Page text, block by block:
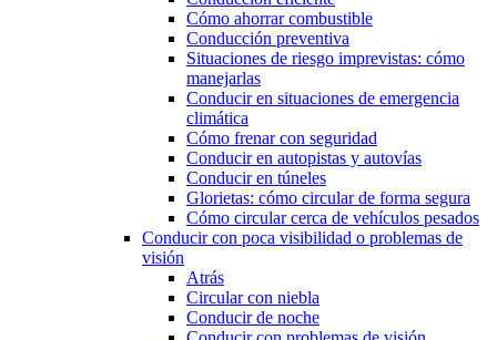
Cómo ahorrar combustible
Conducción preventiva
Situaciones de riesgo imprevistas: cómo
manejarlas
Conducir en situaciones de emergencia
climática
Cómo frenar con seguridad
Conducir en autopistas y autovías
Conducir en túneles
Glorietas: cómo circular de forma segura
Cómo circular cerca de vehículos pesados
Conducir con poca visibilidad o problemas de
visión
Atrás
Circular con niebla
Conducir de noche